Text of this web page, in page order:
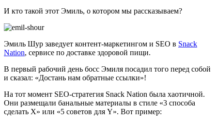
И кто такой этот Эмиль, о котором мы рассказываем?
Эмиль Шур заведует контент-маркетингом и SEO в Snack
Nation, сервисе по доставке здоровой пищи.
В первый рабочий день босс Эмиля посадил того перед собой
и сказал: «Достань нам обратные ссылки»!
На тот момент SEO-стратегия Snack Nation была хаотичной.
Они размещали банальные материалы в стиле «3 способа
сделать X» или «5 советов для Y». Вот пример: